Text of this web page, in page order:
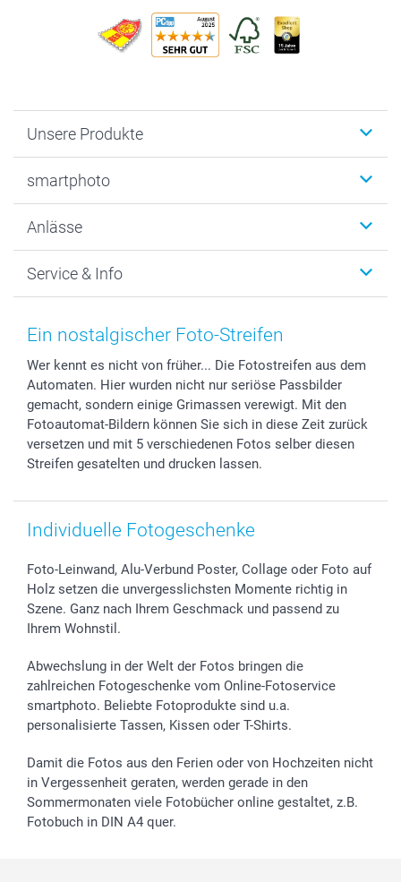
Unsere Produkte
Fotogeschenke
MyNameBook
Fotoabzüge, Fotos als Buch & Poster
Zubehör & Material
Foto-Kalender & Agenden
Sticker & Etiketten
Geschenk-Gutscheine (PDF)
smartphoto
Warum smartphoto
Datenschutz
AGB
Presse
Partnerprogramme
Investor Relations
B2B smartbusiness
Widerrufsrecht
Anlässe
Neujahr
Muttertag
Kommunion & Konfirmation
Hochzeit
Geburtstag
Geburt
Zu allen Anlässen
Service & Info
Preise und Versandkosten
48h Lieferung
Zahlungsmöglichkeiten
Anmelden /Registrieren
Sitemap
Status der Bestellung
smartbonus
Ein nostalgischer Foto-Streifen
Wer kennt es nicht von früher... Die Fotostreifen aus dem
Automaten. Hier wurden nicht nur seriöse Passbilder
gemacht, sondern einige Grimassen verewigt. Mit den
Fotoautomat-Bildern können Sie sich in diese Zeit zurück
versetzen und mit 5 verschiedenen Fotos selber diesen
Streifen gesatelten und drucken lassen.
Individuelle Fotogeschenke
Foto-Leinwand, Alu-Verbund Poster, Collage oder Foto auf
Holz setzen die unvergesslichsten Momente richtig in
Szene. Ganz nach Ihrem Geschmack und passend zu
Ihrem Wohnstil.
Abwechslung in der Welt der Fotos bringen die
zahlreichen Fotogeschenke vom Online-Fotoservice
smartphoto. Beliebte Fotoprodukte sind u.a.
personalisierte Tassen, Kissen oder T-Shirts.
Damit die Fotos aus den Ferien oder von Hochzeiten nicht
in Vergessenheit geraten, werden gerade in den
Sommermonaten viele Fotobücher online gestaltet, z.B.
Fotobuch in DIN A4 quer.